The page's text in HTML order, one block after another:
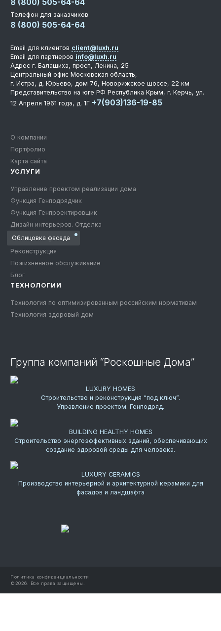
8 (800) 505-64-64
Телефон для заказчиков
8 (800) 505-64-64
О компании
Портфолио
Карта сайта
УСЛУГИ
Управление проектом реализации дома
Функция Генподрядчик
Функция Генпроектировщик
Дизайн интерьеров. Отделка
Облицовка фасада
Реконструкция
Пожизненное обслуживание
Блог
ТЕХНОЛОГИИ
Технология по оптимизированным российским нормативам
Технология здоровый дом
Email для клиентов client@luxh.ru
Email для партнеров info@luxh.ru
Адрес г. Балашиха, просп, Ленина, 25
Центральный офис Московская область,
г. Истра, д. Юрьево, дом 76, Новорижское шоссе, 22 км
Представительство на юге РФ Республика Крым, г. Керчь, ул.
12 Апреля 1961 года, д. 1Г +7(903)136-19-85
Группа компаний “Роскошные Дома”
LUXURY HOMES
Строительство и реконструкция “под ключ”.
Управление проектом. Генподряд.
BUILDING HEALTHY HOMES
Строительство энергоэффективных зданий, обеспечивающих
создание здоровой среды для человека.
LUXURY CERAMICS
Производство интерьерной и архитектурной керамики для
фасадов и ландшафта
Политика конфиденциальности
©2026. Все права защищены.